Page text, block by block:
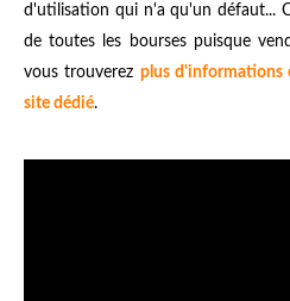
d'utilisation qui n'a qu'un défaut...
de toutes les bourses puisque
vous trouverez plus d'informations
site dédié.